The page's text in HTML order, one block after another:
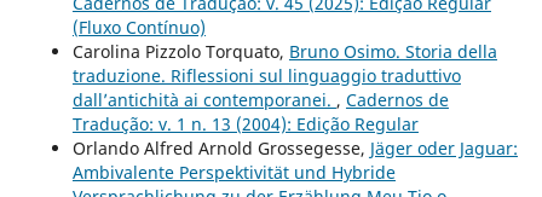
(Fluxo Contínuo)
Carolina Pizzolo Torquato, Bruno Osimo. Storia della
traduzione. Riflessioni sul linguaggio traduttivo
dall’antichità ai contemporanei. , Cadernos de
Tradução: v. 1 n. 13 (2004): Edição Regular
Orlando Alfred Arnold Grossegesse, Jäger oder Jaguar:
Ambivalente Perspektivität und Hybride